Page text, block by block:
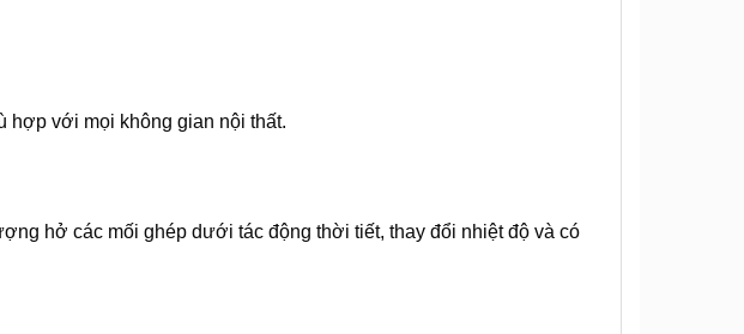
hợp với mọi không gian nội thất.
hở các mối ghép dưới tác động thời tiết, thay đổi nhiệt độ và có